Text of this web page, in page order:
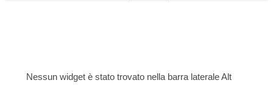
Nessun widget è stato trovato nella barra laterale Alt